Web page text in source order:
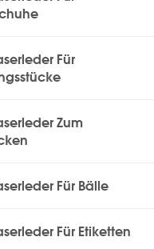
Für
Zum
Für Bälle
Für Etiketten